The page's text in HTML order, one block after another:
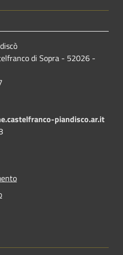
di Sopra - 52026 -
piandisco.ar.it